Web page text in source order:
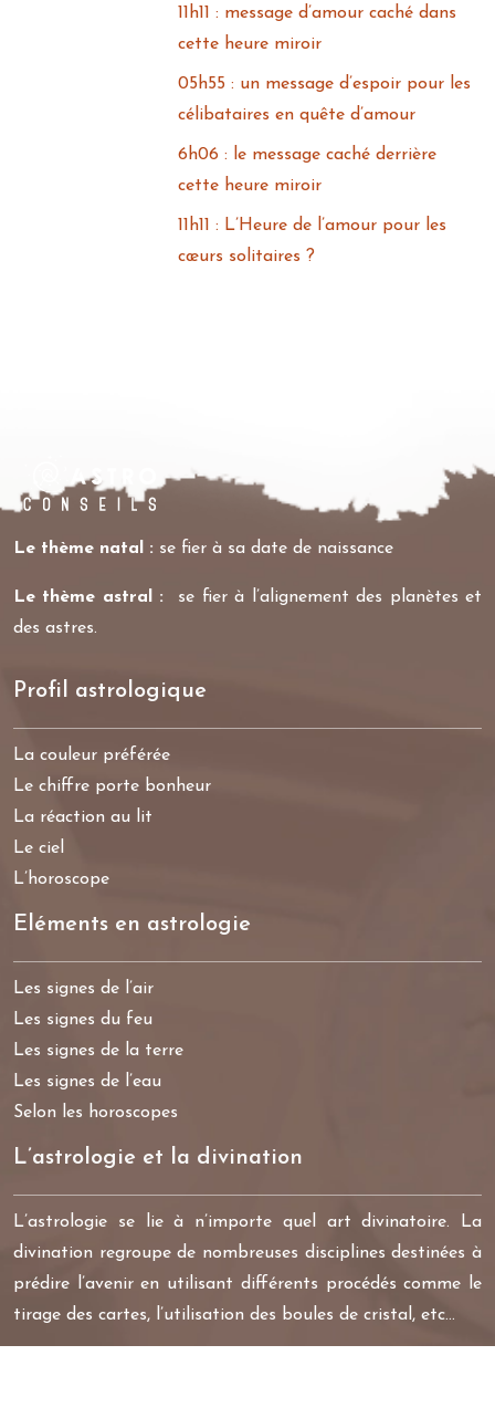
11h11 : message d’amour caché dans
cette heure miroir
05h55 : un message d’espoir pour les
célibataires en quête d’amour
6h06 : le message caché derrière
cette heure miroir
11h11 : L’Heure de l’amour pour les
cœurs solitaires ?
Le thème natal : se fier à sa date de naissance
Le thème astral :
se fier à l’alignement des planètes et
des astres.
Profil astrologique
La couleur préférée
Le chiffre porte bonheur
La réaction au lit
Le ciel
L’horoscope
Eléments en astrologie
Les signes de l’air
Les signes du feu
Les signes de la terre
Les signes de l’eau
Selon les horoscopes
L’astrologie et la divination
L’astrologie se lie à n’importe quel art divinatoire. La
divination regroupe de nombreuses disciplines destinées à
prédire l’avenir en utilisant différents procédés comme le
tirage des cartes, l’utilisation des boules de cristal, etc…